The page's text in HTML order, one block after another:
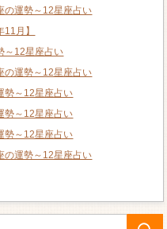
の運勢～12星座占い
月】
～12星座占い
の運勢～12星座占い
勢～12星座占い
勢～12星座占い
勢～12星座占い
の運勢～12星座占い